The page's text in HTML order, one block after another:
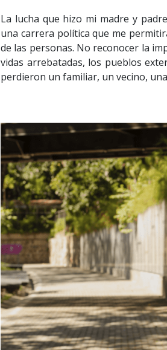
La lucha que hizo mi madre y
una carrera política que me
de las personas. No reconocer la
vidas arrebatadas, los pueblos
perdieron un familiar, un vecino,